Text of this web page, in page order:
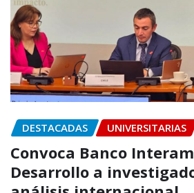
DESTACADAS UNIVERSITARIAS
Convoca Banco
Desarrollo a